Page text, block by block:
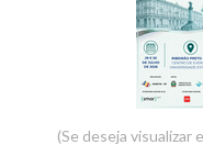
(Se deseja visualizar